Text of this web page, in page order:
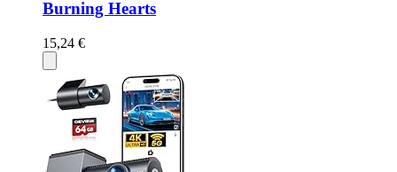
Burning Hearts
15,24 €